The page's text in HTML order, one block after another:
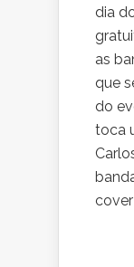
dia
as
que
do
toca
cover